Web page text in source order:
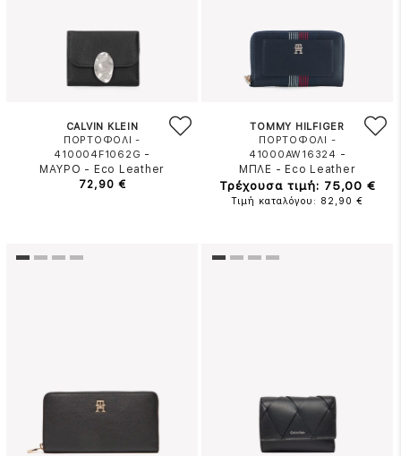
CALVIN KLEIN
ΠΟΡΤΟΦΟΛΙ -
410004F1062G -
ΜΑΥΡΟ - Eco Leather
72,90 €
TOMMY HILFIGER
ΠΟΡΤΟΦΟΛΙ -
41000AW16324 -
ΜΠΛΕ - Eco Leather
Τρέχουσα τιμή: 75,00 €
Τιμή καταλόγου: 82,90 €